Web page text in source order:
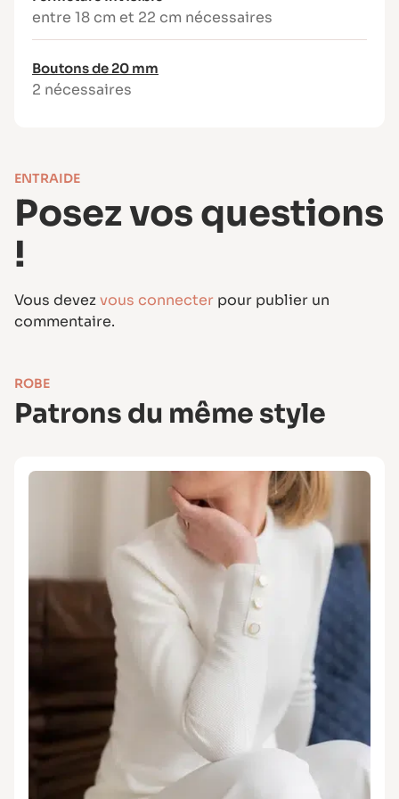
lainage moyen.
popeline.
entre 18 cm et 22 cm nécessaires
Boutons de 20 mm
2 nécessaires
ENTRAIDE
Posez vos questions
!
Vous devezvous connecter pour publier un
commentaire.
ROBE
Patrons du même style